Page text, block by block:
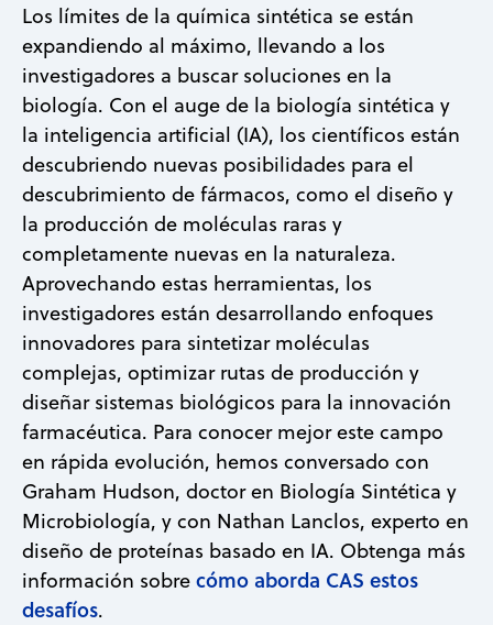
Los límites de la química sintética se están
expandiendo al máximo, llevando a los
investigadores a buscar soluciones en la
biología. Con el auge de la biología sintética y
la inteligencia artificial (IA), los científicos están
descubriendo nuevas posibilidades para el
descubrimiento de fármacos, como el diseño y
la producción de moléculas raras y
completamente nuevas en la naturaleza.
Aprovechando estas herramientas, los
investigadores están desarrollando enfoques
innovadores para sintetizar moléculas
complejas, optimizar rutas de producción y
diseñar sistemas biológicos para la innovación
farmacéutica. Para conocer mejor este campo
en rápida evolución, hemos conversado con
Graham Hudson, doctor en Biología Sintética y
Microbiología, y con Nathan Lanclos, experto en
diseño de proteínas basado en IA. Obtenga más
información sobre cómo aborda CAS estos
desafíos.